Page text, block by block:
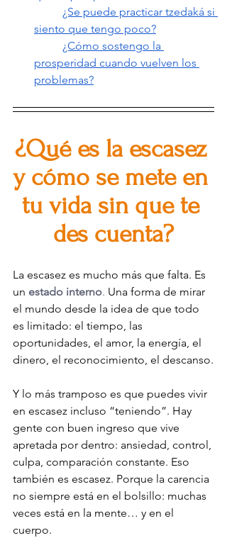
¿Se puede practicar tzedaká si
siento que tengo poco?
¿Cómo sostengo la
prosperidad cuando vuelven los
problemas?
¿Qué es la escasez
y cómo se mete en
tu vida sin que te
des cuenta?
La escasez es mucho más que falta. Es
un estado interno. Una forma de mirar
el mundo desde la idea de que todo
es limitado: el tiempo, las
oportunidades, el amor, la energía, el
dinero, el reconocimiento, el descanso.
Y lo más tramposo es que puedes vivir
en escasez incluso “teniendo”. Hay
gente con buen ingreso que vive
apretada por dentro: ansiedad, control,
culpa, comparación constante. Eso
también es escasez. Porque la carencia
no siempre está en el bolsillo: muchas
veces está en la mente… y en el
cuerpo.